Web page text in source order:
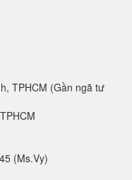
TPHCM (Gần ngã tư
(Ms.Vy)